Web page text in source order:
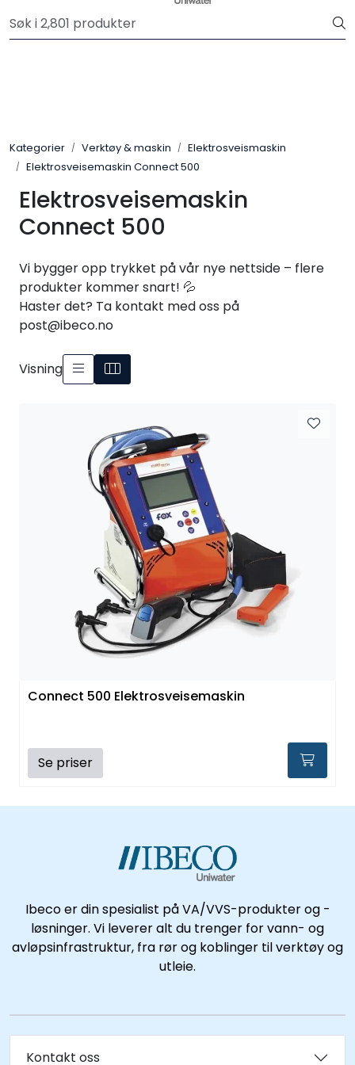
Vi oppdaterer sortimentet fortløpende med nye produkter
Kategorier Verktøy & maskin
Elektrosveismaskin
Elektrosveisemaskin Connect 500
Elektrosveisemaskin
Connect 500
Vi bygger opp trykket på vår nye nettside – flere
produkter kommer snart! 💦
Haster det? Ta kontakt med oss på
post@ibeco.no
Visning
Connect 500 Elektrosveisemaskin
Se priser
Ibeco er din spesialist på VA/VVS-produkter og -
løsninger. Vi leverer alt du trenger for vann- og
avløpsinfrastruktur, fra rør og koblinger til verktøy og
utleie.
Kontakt oss
Verktøy & maskin
Grøftesikring
Utleie
Pumper
Alle produkter
Kataloger